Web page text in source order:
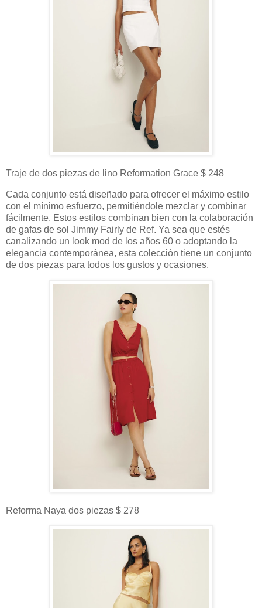
Traje de dos piezas de lino Reformation Grace $ 248
Cada conjunto está diseñado para ofrecer el máximo estilo
con el mínimo esfuerzo, permitiéndole mezclar y combinar
fácilmente. Estos estilos combinan bien con la colaboración
de gafas de sol Jimmy Fairly de Ref. Ya sea que estés
canalizando un look mod de los años 60 o adoptando la
elegancia contemporánea, esta colección tiene un conjunto
de dos piezas para todos los gustos y ocasiones.
Reforma Naya dos piezas $ 278